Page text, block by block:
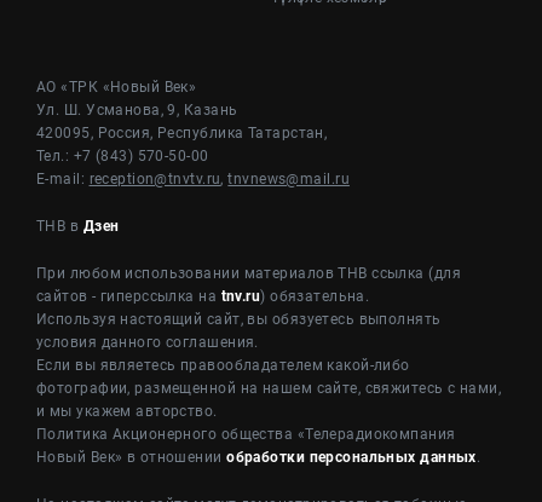
АО «ТРК «Новый Век»
Ул. Ш. Усманова, 9, Казань
420095, Россия, Республика Татарстан,
Тел.: +7 (843) 570-50-00
E-mail: reception@tnvtv.ru,tnvnews@mail.ru
ТНВ в Дзен
При любом использовании материалов ТНВ ссылка (для
сайтов - гиперссылка на tnv.ru) обязательна.
Используя настоящий сайт, вы обязуетесь выполнять
условия данного соглашения.
Если вы являетесь правообладателем какой-либо
фотографии, размещенной на нашем сайте, свяжитесь с нами,
и мы укажем авторство.
Политика Акционерного общества «Телерадиокомпания
Новый Век» в отношенииобработки персональных данных.